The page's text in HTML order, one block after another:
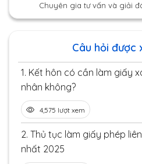
Chuyên gia tư vấn và giải
Câu hỏi được
1. Kết hôn có cần làm giấy
nhân không?
4,575 lượt xem
2. Thủ tục làm giấy phép
nhất 2025